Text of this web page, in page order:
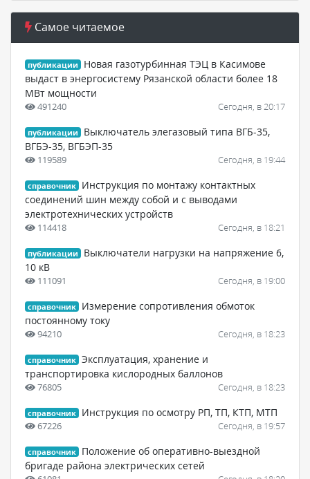
Самое читаемое
публикации
Новая газотурбинная ТЭЦ в Касимове
выдаст в энергосистему Рязанской области более 18
МВт мощности
491240 Сегодня, в 20:17
публикации
Выключатель элегазовый типа ВГБ-35,
ВГБЭ-35, ВГБЭП-35
119589 Сегодня, в 19:44
справочник
Инструкция по монтажу контактных
соединений шин между собой и с выводами
электротехнических устройств
114418 Сегодня, в 18:21
публикации
Выключатели нагрузки на напряжение 6,
10 кВ
111091 Сегодня, в 19:00
справочник
Измерение сопротивления обмоток
постоянному току
94210 Сегодня, в 18:23
справочник Эксплуатация, хранение и
транспортировка кислородных баллонов
76805 Сегодня, в 18:23
справочник Инструкция по осмотру РП, ТП, КТП, МТП
67226 Сегодня, в 19:57
справочник
Положение об оперативно-выездной
бригаде района электрических сетей